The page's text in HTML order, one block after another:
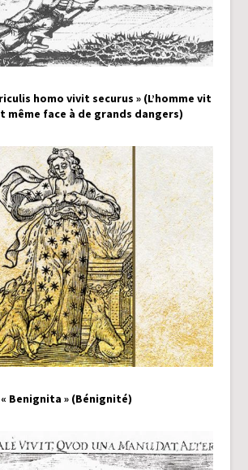
homo vivit securus » (L’homme vit
même face à de grands dangers)
« Benignita » (Bénignité)